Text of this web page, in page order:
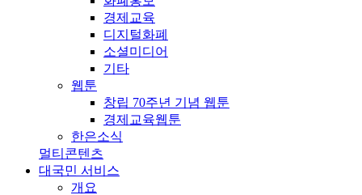
경제교육
디지털화폐
소셜미디어
기타
웹툰
창립 70주년 기념 웹툰
경제교육웹툰
한은소식
멀티콘텐츠
대국민 서비스
개요